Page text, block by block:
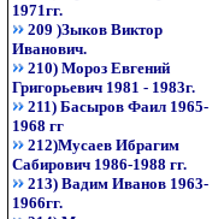
1971гг.
209 )Зыков Виктор
Иванович.
210) Мороз Евгений
Григорьевич 1981 - 1983г.
211) Басыров Фаил 1965-
1968 гг
212)Мусаев Ибрагим
Сабирович 1986-1988 гг.
213) Вадим Иванов 1963-
1966гг.